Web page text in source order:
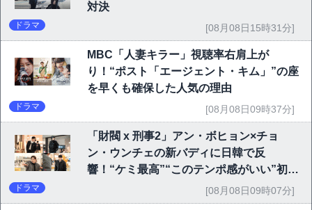
対決
ドラマ [08月08日15時31分]
MBC「人妻キラー」視聴率右肩上が
り！“ポスト「エージェント・キム」”の座
を早くも確保した人気の理由
ドラマ [08月08日09時37分]
「財閥 x 刑事2」アン・ボヒョン×チョ
ン・ウンチェの新バディに日韓で反
響！“ケミ最高”“このテンポ感がいい”初回
ドラマ [08月08日09時07分]